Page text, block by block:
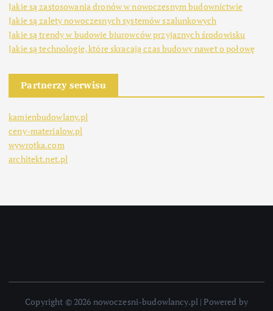
Jakie są zastosowania dronów w nowoczesnym budownictwie
Jakie są zalety nowoczesnych systemów szalunkowych
Jakie są trendy w budowie biurowców przyjaznych środowisku
Jakie są technologie, które skracają czas budowy nawet o połowę
Partnerzy serwisu
kamienbudowlany.pl
ceny-materialow.pl
wywrotka.com
architekt.net.pl
Copyright © 2026 nowoczesni-budowlancy.pl | Powered by